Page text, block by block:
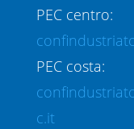
PEC centro:
PEC costa:
c.it